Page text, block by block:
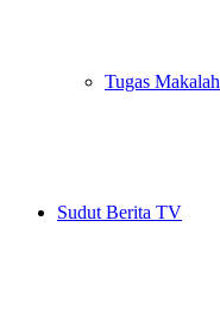
Tugas Makalah
Sudut Berita TV